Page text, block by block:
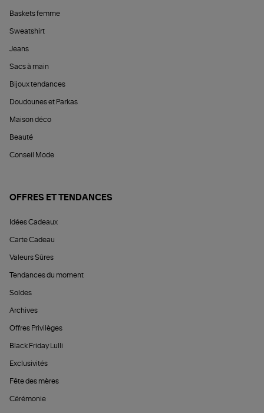
Baskets femme
Sweatshirt
Jeans
Sacs à main
Bijoux tendances
Doudounes et Parkas
Maison déco
Beauté
Conseil Mode
OFFRES ET TENDANCES
Idées Cadeaux
Carte Cadeau
Valeurs Sûres
Tendances du moment
Soldes
Archives
Offres Privilèges
Black Friday Lulli
Exclusivités
Fête des mères
Cérémonie